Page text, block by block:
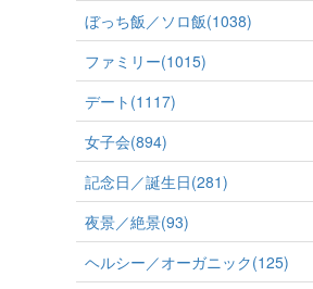
ぼっち飯／ソロ飯(1038)
ファミリー(1015)
デート(1117)
女子会(894)
記念日／誕生日(281)
夜景／絶景(93)
ヘルシー／オーガニック(125)